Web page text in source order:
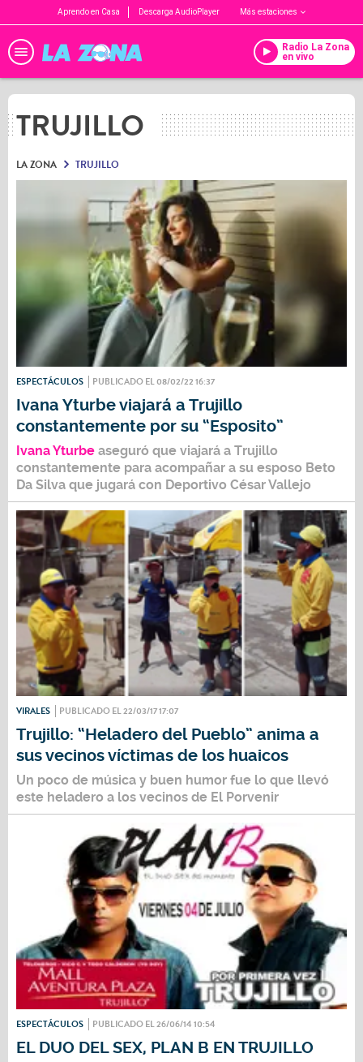
Aprendo en Casa Descarga AudioPlayer Más estaciones
Radio La Zona
en vivo
TRUJILLO
LA ZONA TRUJILLO
ESPECTÁCULOS PUBLICADO EL 08/02/22 16:37
Ivana Yturbe viajará a Trujillo
constantemente por su “Esposito”
Ivana Yturbe aseguró que viajará a Trujillo
constantemente para acompañar a su esposo Beto
Da Silva que jugará con Deportivo César Vallejo
VIRALES PUBLICADO EL 22/03/17 17:07
Trujillo: “Heladero del Pueblo” anima a
sus vecinos víctimas de los huaicos
Un poco de música y buen humor fue lo que llevó
este heladero a los vecinos de El Porvenir
ESPECTÁCULOS PUBLICADO EL 26/06/14 10:54
EL DUO DEL SEX, PLAN B EN TRUJILLO